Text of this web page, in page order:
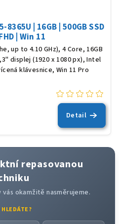
| 16GB | 500GB SSD
| Win 11
up to 4.10 GHz), 4 Core, 16GB
displej (1920 x 1080 px), Intel
klávesnice, Win 11 Pro
Detail
repasovanou
okamžitě nasměrujeme.
HLEDÁTE?